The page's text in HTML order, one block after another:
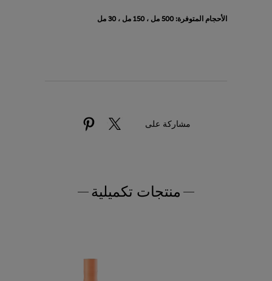
الأحجام المتوفرة: 500 مل ، 150 مل ، 30 مل
مشاركة على
منتجات تكميلية